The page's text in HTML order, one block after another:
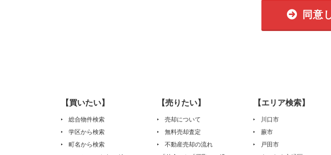
同意
【買いたい】
総合物件検索
学区から検索
町名から検索
【売りたい】
売却について
無料売却査定
不動産売却の流れ
【エリア検索】
川口市
蕨市
戸田市